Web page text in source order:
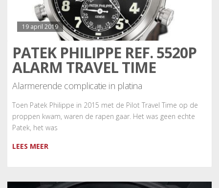
19 april 2019
PATEK PHILIPPE REF. 5520P
ALARM TRAVEL TIME
Alarmerende complicatie in platina
Toen Patek Philippe in 2015 met de Pilot Travel Time op de
proppen kwam, waren de rapen gaar. Het was geen echte
Patek, het was
LEES MEER